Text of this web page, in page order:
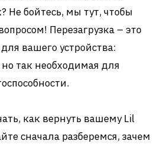
Не бойтесь, мы тут, чтобы
Перезагрузка – это
вашего устройства:
так необходимая для
как вернуть вашему Lil
сначала разберемся, зачем